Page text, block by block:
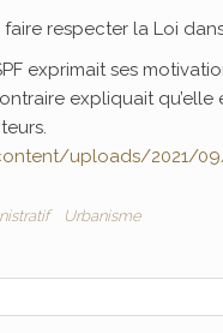
respecter la Loi
exprimait ses
expliquait
uploads/2021/
Urbanisme